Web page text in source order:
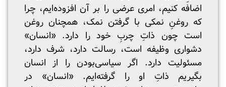
اضافه کنیم، امری عرضی را بر آن افزوده‌ایم، چرا
که روغنِ نمکی با گرفتن نمک، همچنان روغن
است چون ذاتِ چربِ خود را دارد. «انسان»
دشواری وظیفه است، رسالت دارد، شرف دارد،
مسئولیت دارد. اگر سیاسی‌بودن را از انسان
بگیریم ذاتِ او را گرفته‌ایم. «انسان» در